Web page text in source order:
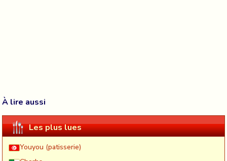
À lire aussi
Les plus lues
Youyou (patisserie)